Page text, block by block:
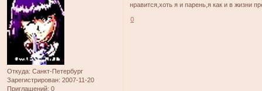
Откуда: Санкт-Петербург
Зарегистрирован: 2007-11-20
Приглашений: 0
нравится,хоть я и парень,я как и в жизни
0